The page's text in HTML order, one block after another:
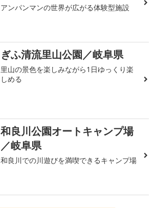
アンパンマンの世界が広がる体験型施設
ぎふ清流里山公園／岐阜県
里山の景色を楽しみながら1日ゆっくり楽
しめる
和良川公園オートキャンプ場
／岐阜県
和良川での川遊びを満喫できるキャンプ場